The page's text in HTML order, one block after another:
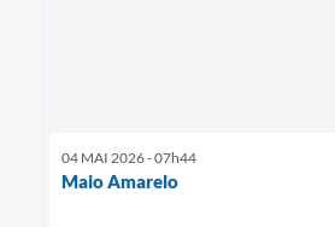
04 MAI 2026 - 07h44
Maio Amarelo